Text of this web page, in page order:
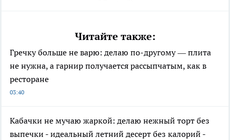
Читайте также:
Гречку больше не варю: делаю по-другому — плита
не нужна, а гарнир получается рассыпчатым, как в
ресторане
03:40
Кабачки не мучаю жаркой: делаю нежный торт без
выпечки - идеальный летний десерт без калорий -